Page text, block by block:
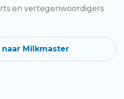
en vertegenwoordigers
naar Milkmaster